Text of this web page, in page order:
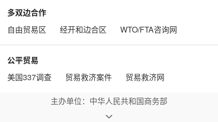
多双边合作
自由贸易区
经开和边合区 WTO/FTA咨询网
公平贸易
美国337调查
贸易救济案件 贸易救济网
主办单位：中华人民共和国商务部